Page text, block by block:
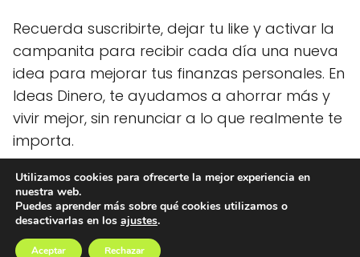
Recuerda suscribirte, dejar tu like y activar la
campanita para recibir cada día una nueva
idea para mejorar tus finanzas personales. En
Ideas Dinero, te ayudamos a ahorrar más y
vivir mejor, sin renunciar a lo que realmente te
importa.
Ideas Dinero blog
¿Cómo recorto gastos sin sentir que “no
vivo”?
Utilizamos cookies para ofrecerte la mejor experiencia en
nuestra web.
Puedes aprender más sobre qué cookies utilizamos o
desactivarlas en los ajustes.
Aceptar Rechazar